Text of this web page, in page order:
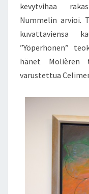
kevytvihaa
Nummelin arvioi.
kuvattaviensa
”Yöperhonen”
hänet Molièren
varustettua